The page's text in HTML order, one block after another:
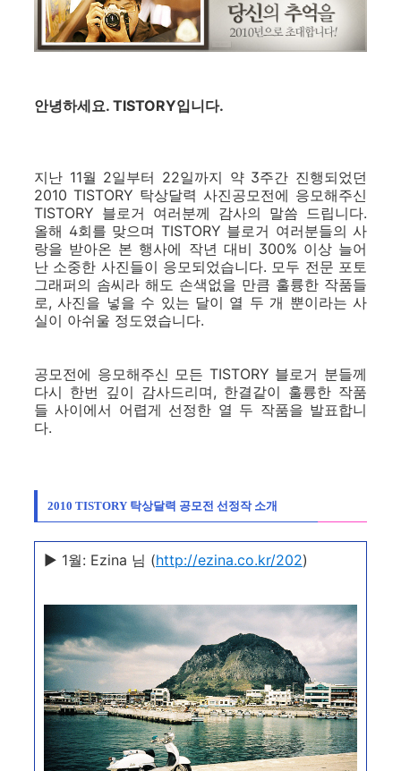
안녕하세요. TISTORY입니다.
지난 11월 2일부터 22일까지 약 3주간 진행되었던
2010 TISTORY 탁상달력 사진공모전에 응모해주신
TISTORY 블로거 여러분께 감사의 말씀 드립니다.
올해 4회를 맞으며 TISTORY 블로거 여러분들의 사
랑을 받아온 본 행사에 작년 대비 300% 이상 늘어
난 소중한 사진들이 응모되었습니다. 모두 전문 포토
그래퍼의 솜씨라 해도 손색없을 만큼 훌륭한 작품들
로, 사진을 넣을 수 있는 달이 열 두 개 뿐이라는 사
실이 아쉬울 정도였습니다.
공모전에 응모해주신 모든 TISTORY 블로거 분들께
다시 한번 깊이 감사드리며, 한결같이 훌륭한 작품
들 사이에서 어렵게 선정한 열 두 작품을 발표합니
다.
2010 TISTORY 탁상달력 공모전 선정작 소개
▶ 1월: Ezina 님 (http://ezina.co.kr/202)